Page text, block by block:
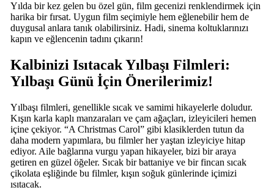
Yılda bir kez gelen bu özel gün, film gecenizi renklendirmek için
harika bir fırsat. Uygun film seçimiyle hem eğlenebilir hem de
duygusal anlara tanık olabilirsiniz. Hadi, sinema koltuklarınızı
kapın ve eğlencenin tadını çıkarın!
Kalbinizi Isıtacak Yılbaşı Filmleri:
Yılbaşı Günü İçin Önerilerimiz!
Yılbaşı filmleri, genellikle sıcak ve samimi hikayelerle doludur.
Kışın karla kaplı manzaraları ve çam ağaçları, izleyicileri hemen
içine çekiyor. “A Christmas Carol” gibi klasiklerden tutun da
daha modern yapımlara, bu filmler her yaştan izleyiciye hitap
ediyor. Aile bağlarına vurgu yapan hikayeler, bizi bir araya
getiren en güzel öğeler. Sıcak bir battaniye ve bir fincan sıcak
çikolata eşliğinde bu filmler, kışın soğuk günlerinde içimizi
ısıtacak.